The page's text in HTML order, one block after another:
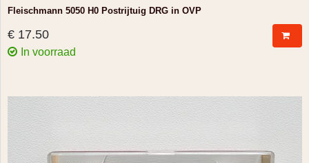
Fleischmann 5050 H0 Postrijtuig DRG in OVP
€ 17.50
In voorraad